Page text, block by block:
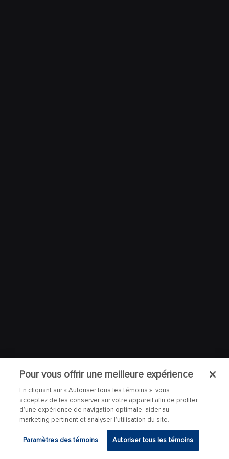
Pour vous offrir une meilleure expérience
En cliquant sur « Autoriser tous les témoins », vous
acceptez de les conserver sur votre appareil afin de profiter
d’une expérience de navigation optimale, aider au
marketing pertinent et analyser l’utilisation du site.
Paramètres des témoins Autoriser tous les témoins